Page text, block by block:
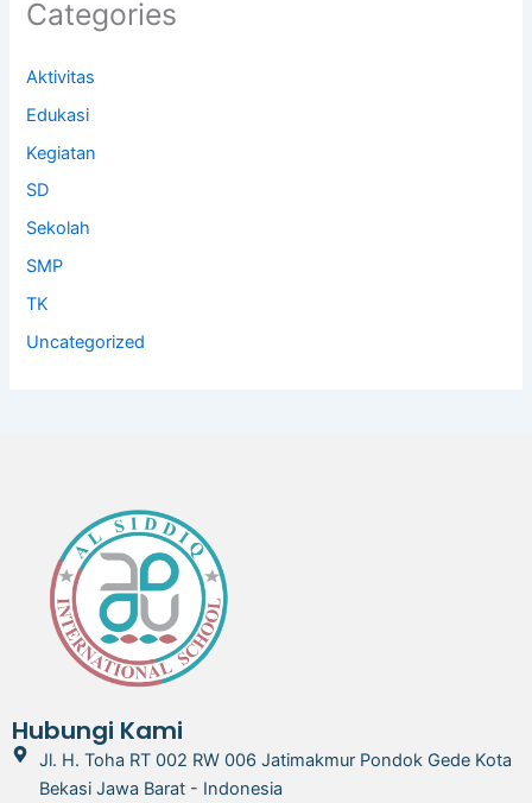
Categories
Aktivitas
Edukasi
Kegiatan
SD
Sekolah
SMP
TK
Uncategorized
Hubungi Kami
Jl. H. Toha RT 002 RW 006 Jatimakmur Pondok Gede Kota
Bekasi Jawa Barat - Indonesia